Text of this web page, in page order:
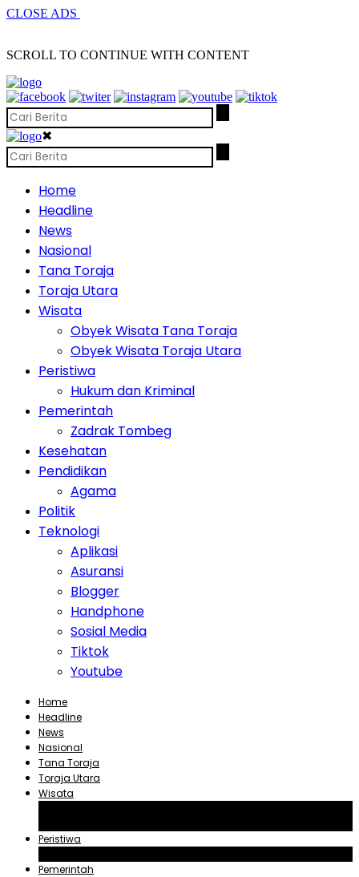
CLOSE ADS
SCROLL TO CONTINUE WITH CONTENT
✖
Home
Headline
News
Nasional
Tana Toraja
Toraja Utara
Wisata
Obyek Wisata Tana Toraja
Obyek Wisata Toraja Utara
Peristiwa
Hukum dan Kriminal
Pemerintah
Zadrak Tombeg
Kesehatan
Pendidikan
Agama
Politik
Teknologi
Aplikasi
Asuransi
Blogger
Handphone
Sosial Media
Tiktok
Youtube
Home
Headline
News
Nasional
Tana Toraja
Toraja Utara
Wisata
Peristiwa
Pemerintah